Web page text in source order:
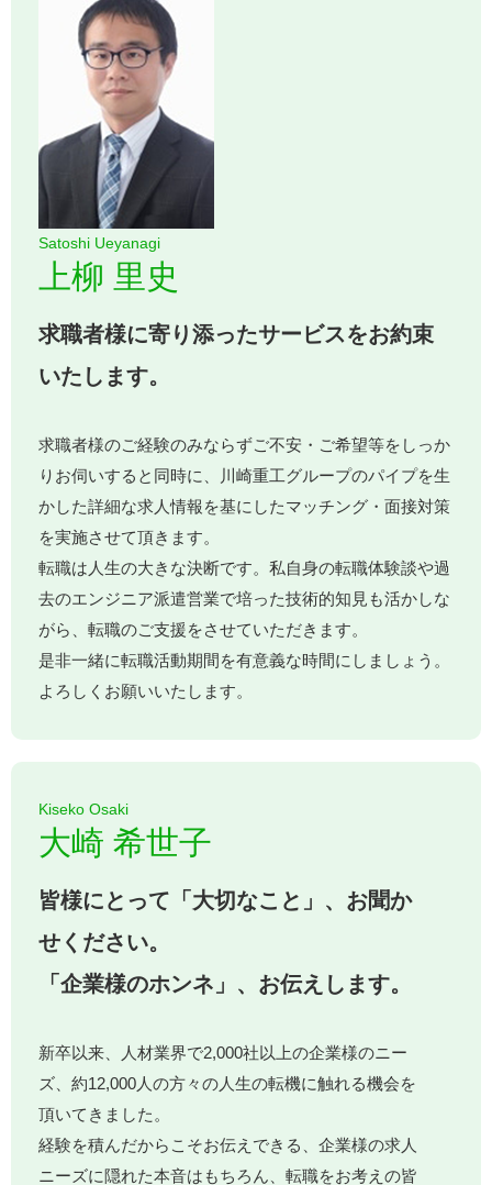
Satoshi Ueyanagi
上柳 里史
求職者様に寄り添ったサービスをお約束
いたします。
求職者様のご経験のみならずご不安・ご希望等をしっか
りお伺いすると同時に、川崎重工グループのパイプを生
かした詳細な求人情報を基にしたマッチング・面接対策
を実施させて頂きます。
転職は人生の大きな決断です。私自身の転職体験談や過
去のエンジニア派遣営業で培った技術的知見も活かしな
がら、転職のご支援をさせていただきます。
是非一緒に転職活動期間を有意義な時間にしましょう。
よろしくお願いいたします。
Kiseko Osaki
大崎 希世子
皆様にとって「大切なこと」、お聞か
せください。
「企業様のホンネ」、お伝えします。
新卒以来、人材業界で2,000社以上の企業様のニー
ズ、約12,000人の方々の人生の転機に触れる機会を
頂いてきました。
経験を積んだからこそお伝えできる、企業様の求人
ニーズに隠れた本音はもちろん、転職をお考えの皆